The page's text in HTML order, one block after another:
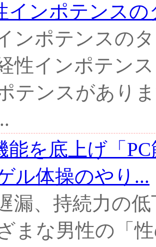
インポテンスの
ンポテンスの
性インポテン
テンスがあり
能を底上げ「
ル体操のやり...
漏、持続力の
まな男性の「